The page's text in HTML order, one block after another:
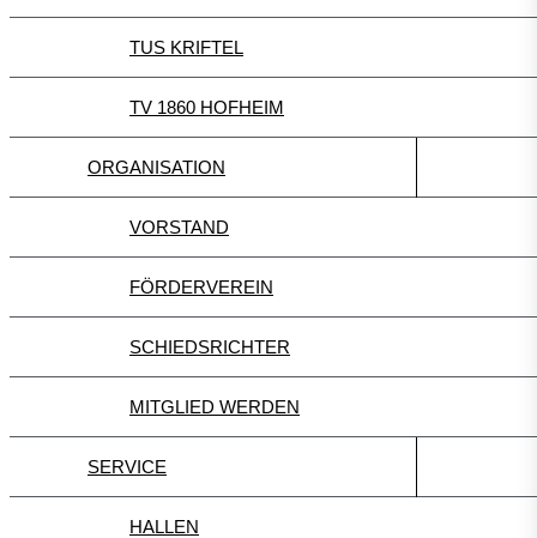
TUS KRIFTEL
TV 1860 HOFHEIM
ORGANISATION
VORSTAND
FÖRDERVEREIN
SCHIEDSRICHTER
MITGLIED WERDEN
SERVICE
HALLEN